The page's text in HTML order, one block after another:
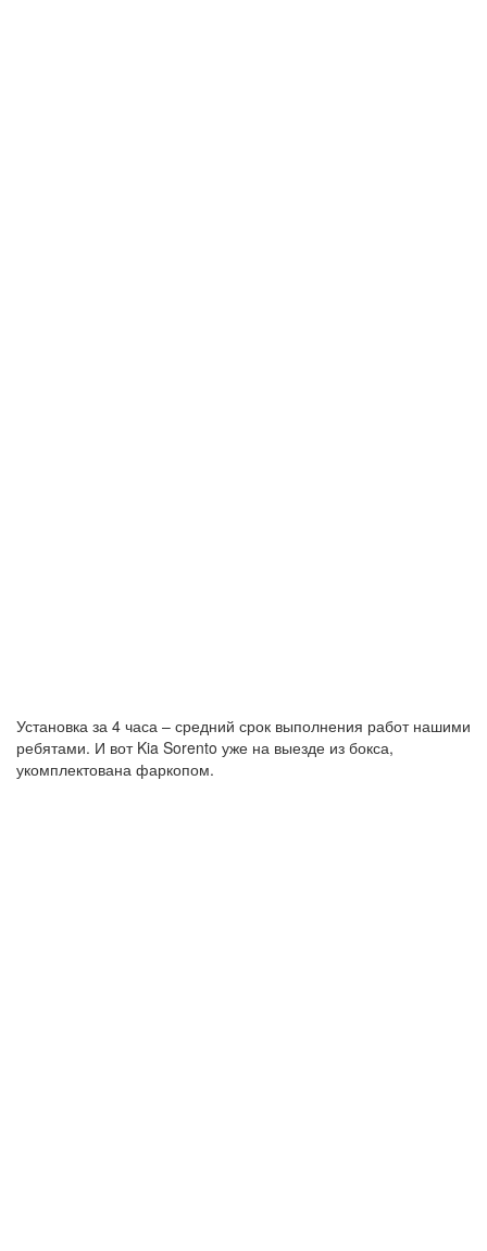
Установка за 4 часа – средний срок выполнения работ нашими
ребятами. И вот Kia Sorento уже на выезде из бокса,
укомплектована фаркопом.